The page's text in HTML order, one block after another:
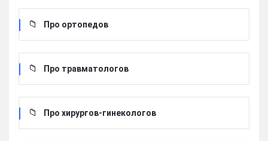
Про ортопедов
Про травматологов
Про хирургов-гинекологов